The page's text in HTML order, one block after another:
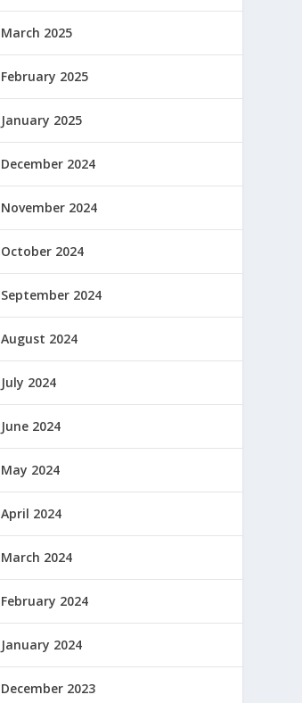
March 2025
February 2025
January 2025
December 2024
November 2024
October 2024
September 2024
August 2024
July 2024
June 2024
May 2024
April 2024
March 2024
February 2024
January 2024
December 2023